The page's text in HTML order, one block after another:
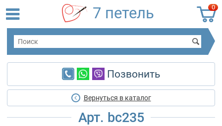
0
7 петель
Позвонить
Вернуться в каталог
Арт. bc235